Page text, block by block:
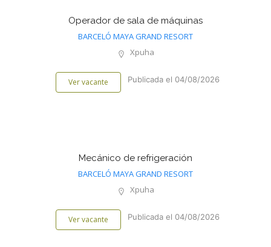
Operador de sala de máquinas
BARCELÓ MAYA GRAND RESORT
Xpuha
Ver vacante Publicada el 04/08/2026
Mecánico de refrigeración
BARCELÓ MAYA GRAND RESORT
Xpuha
Ver vacante Publicada el 04/08/2026